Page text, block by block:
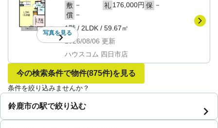
写真を見る
敷 － 礼 176,000円 保 －
償 －
1階/ 2LDK / 59.67㎡
2026/08/06 更新
ハウスコム 四日市店
今の検索条件で物件(875件)を見る
条件を絞り込みませんか？
鈴鹿市の駅で絞り込む